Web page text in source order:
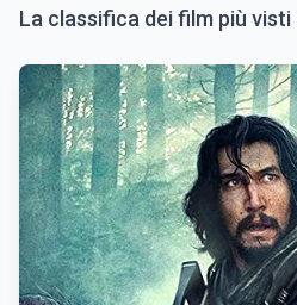
La classifica dei film più